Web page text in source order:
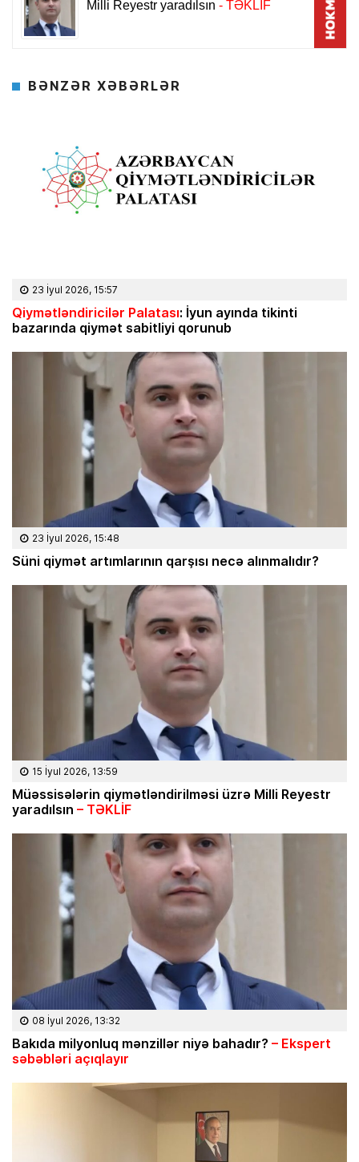
BƏNZƏR XƏBƏRLƏR
23 İyul 2026, 15:57
Qiymətləndiricilər Palatası: İyun ayında tikinti
bazarında qiymət sabitliyi qorunub
23 İyul 2026, 15:48
Süni qiymət artımlarının qarşısı necə alınmalıdır?
15 İyul 2026, 13:59
Müəssisələrin qiymətləndirilməsi üzrə Milli Reyestr
yaradılsın – TƏKLİF
08 İyul 2026, 13:32
Bakıda milyonluq mənzillər niyə bahadır? – Ekspert
səbəbləri açıqlayır